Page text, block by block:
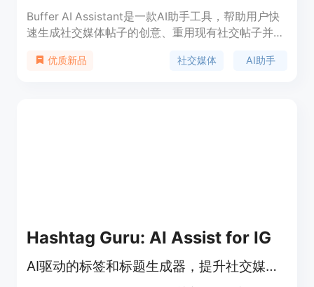
Buffer AI Assistant是一款AI助手工具，帮助用户快
速生成社交媒体帖子的创意、重用现有社交帖子并将
题、引用提示、行业专题、时事新闻、季节性创意等
优质新品 社交媒体 AI助手
Hashtag Guru: AI Assist for IG
AI驱动的标签和标题生成器，提升社交媒体影响力。